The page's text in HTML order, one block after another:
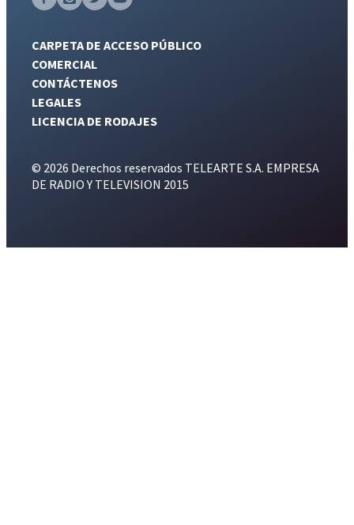
CARPETA DE ACCESO PÚBLICO
COMERCIAL
CONTÁCTENOS
LEGALES
LICENCIA DE RODAJES
© 2026 Derechos reservados TELEARTE S.A. EMPRESA
DE RADIO Y TELEVISION 2015